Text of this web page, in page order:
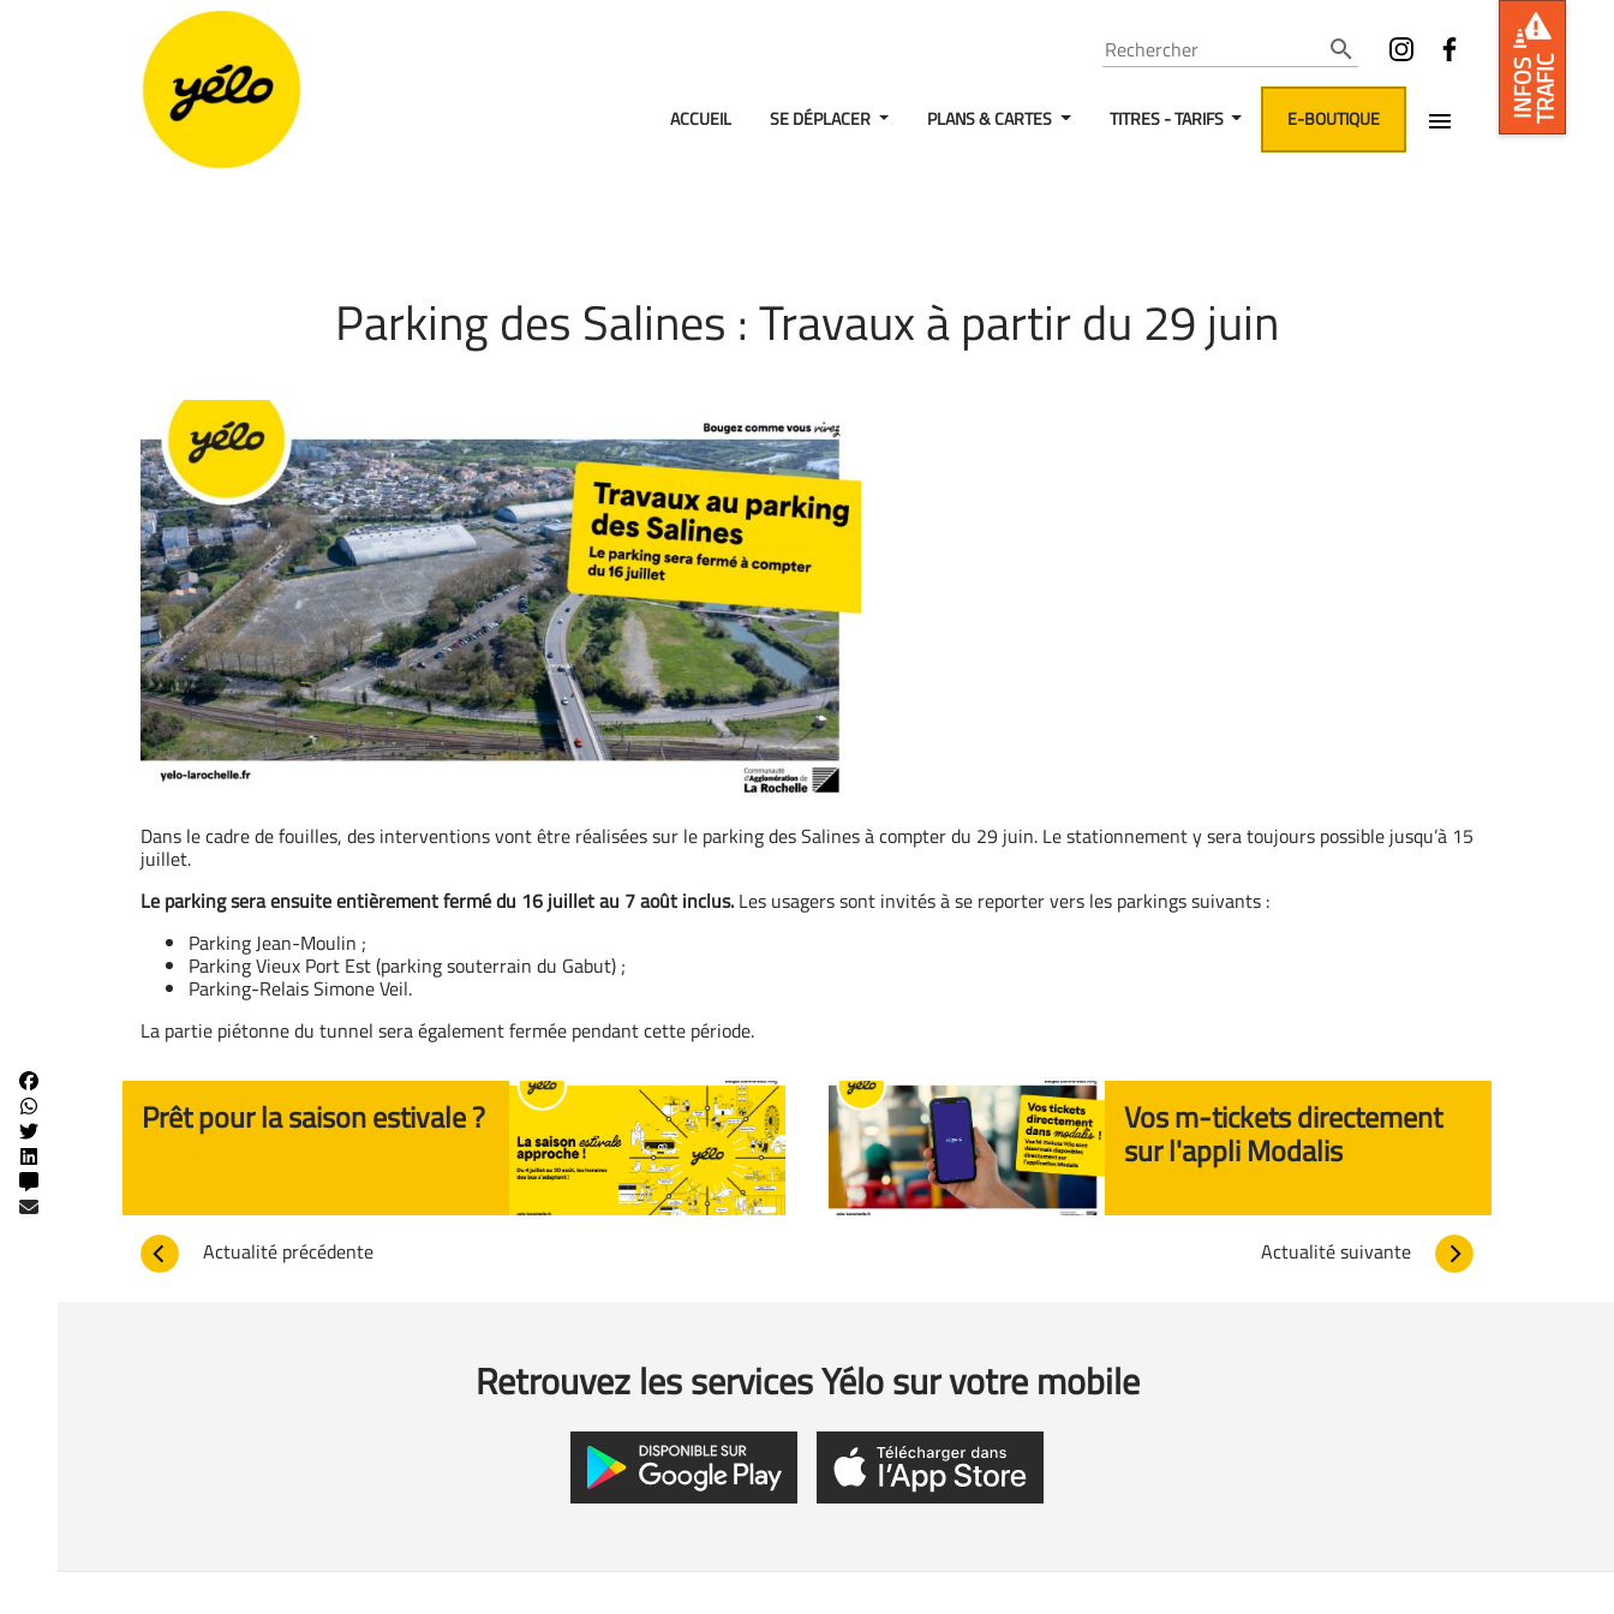
INFOSTRAFIC
Rechercher
ACCUEIL SE DÉPLACER PLANS & CARTES TITRES - TARIFS E-BOUTIQUE
Parking des Salines : Travaux à partir du 29 juin
Dans le cadre de fouilles, des interventions vont être réalisées sur le parking des Salines à compter du 29 juin. Le stationnement y sera toujours possible jusqu’à 15
juillet.
Le parking sera ensuite entièrement fermé du 16 juillet au 7 août inclus. Les usagers sont invités à se reporter vers les parkings suivants :
Parking Jean-Moulin ;
Parking Vieux Port Est (parking souterrain du Gabut) ;
Parking-Relais Simone Veil.
La partie piétonne du tunnel sera également fermée pendant cette période.
Prêt pour la saison estivale ? Vos m-tickets directement
sur l'appli Modalis
Actualité précédente Actualité suivante
Retrouvez les services Yélo sur votre mobile
Panneau de gestion des cookies